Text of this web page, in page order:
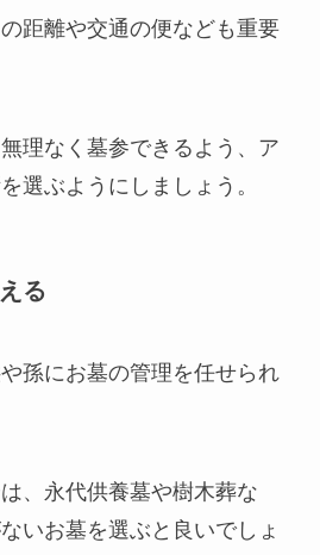
距離や交通の便なども重要
理なく墓参できるよう、ア
選ぶようにしましょう。
る
孫にお墓の管理を任せられ
、永代供養墓や樹木葬な
いお墓を選ぶと良いでしょ